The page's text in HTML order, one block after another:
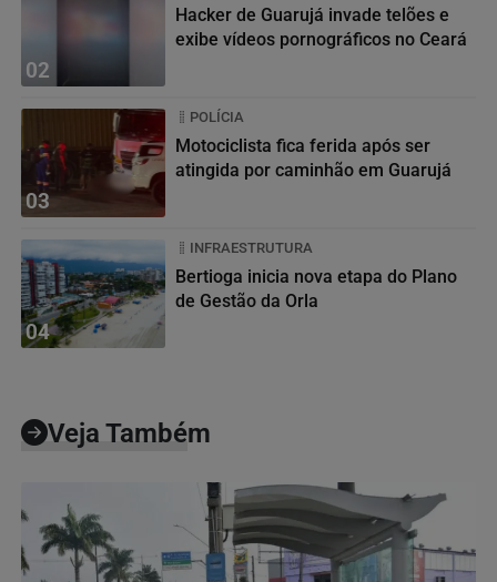
02
Hacker de Guarujá invade telões e
exibe vídeos pornográficos no Ceará
03
POLÍCIA
Motociclista fica ferida após ser
atingida por caminhão em Guarujá
04
INFRAESTRUTURA
Bertioga inicia nova etapa do Plano
de Gestão da Orla
Veja Também